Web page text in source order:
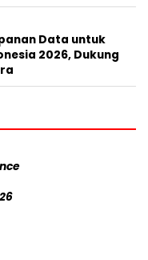
Data untuk
2026, Dukung